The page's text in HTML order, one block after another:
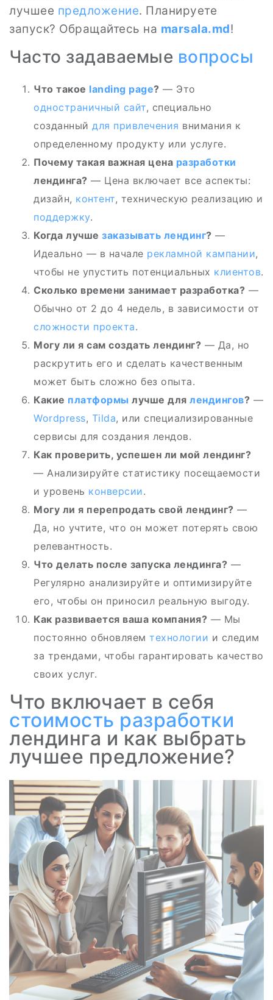
лучшее предложение. Планируете
запуск? Обращайтесь на marsala.md!
Часто задаваемые вопросы
Что такое landing page? — Это
одностраничный сайт, специально
созданный для привлечения внимания к
определенному продукту или услуге.
Почему такая важная цена разработки
лендинга? — Цена включает все аспекты:
дизайн, контент, техническую реализацию и
поддержку.
Когда лучше заказывать лендинг? —
Идеально — в начале рекламной кампании,
чтобы не упустить потенциальных клиентов.
Сколько времени занимает разработка? —
Обычно от 2 до 4 недель, в зависимости от
сложности проекта.
Могу ли я сам создать лендинг? — Да, но
раскрутить его и сделать качественным
может быть сложно без опыта.
Какие платформы лучше для лендингов? —
Wordpress, Tilda, или специализированные
сервисы для создания лендов.
Как проверить, успешен ли мой лендинг?
— Анализируйте статистику посещаемости
и уровень конверсии.
Могу ли я перепродать свой лендинг? —
Да, но учтите, что он может потерять свою
релевантность.
Что делать после запуска лендинга? —
Регулярно анализируйте и оптимизируйте
его, чтобы он приносил реальную выгоду.
Как развивается ваша компания? — Мы
постоянно обновляем технологии и следим
за трендами, чтобы гарантировать качество
своих услуг.
Что включает в себя
стоимость разработки
лендинга и как выбрать
лучшее предложение?